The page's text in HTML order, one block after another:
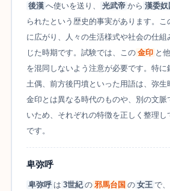
後漢 へ使いを送り、 光武帝 から 漢委奴
られたという歴史的事実があります。こ
に広がり、人々の生活様式や社会の仕組
じた時期です。試験では、この 金印 と
を混同しないよう注意が必要です。特に
土偶、前方後円墳といった用語は、弥生
金印とは異なる時代のものや、別の文脈
いため、それぞれの特徴を正しく整理
です。
卑弥呼
卑弥呼 は 3世紀 の 邪馬台国 の 女王 で